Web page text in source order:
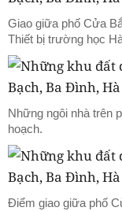
Giao giữa phố Cửa
Thiết bị trường học
Những ngôi nhà trên
hoạch.
Điểm giao giữa phố